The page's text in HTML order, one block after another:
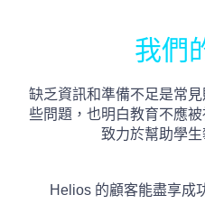
我們
缺乏資訊和準備不足是常
些問題，也明白教育不應
致力於幫助學
Helios 的顧客能盡享成